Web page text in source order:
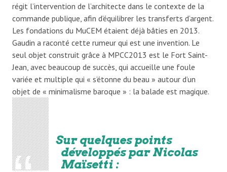
régit l’intervention de l’architecte dans le contexte de la
commande publique, afin d’équilibrer les transferts d’argent.
Les fondations du MuCEM étaient déjà bâties en 2013.
Gaudin a raconté cette rumeur qui est une invention. Le
seul objet construit grâce à MPCC2013 est le Fort Saint-
Jean, avec beaucoup de succès, qui accueille une foule
variée et multiple qui « s’étonne du beau » autour d’un
objet de « minimalisme baroque » : la balade est magique.
Sur quelques points
développés par Nicolas
Maïsetti :